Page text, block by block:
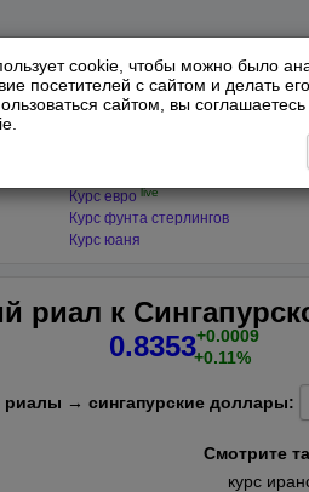
cookie, чтобы можно было
посетителей с сайтом и делать
сайтом, вы
Курс евро live
Курс фунта стерлингов
Курс юаня
риал к
0.8353+0.0009
+0.11%
риалы → сингапурские доллары:
Смотрите
курс